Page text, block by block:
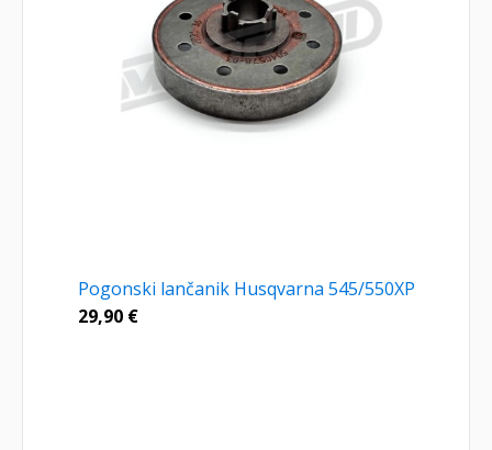
Pogonski lančanik Husqvarna 545/550XP
29,90 €